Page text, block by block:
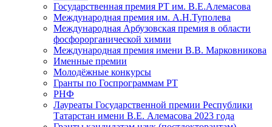
Государственная премия РТ им. В.Е.Алемасова
Международная премия им. А.Н.Туполева
Международная Арбузовская премия в области
фосфорорганической химии
Международная премия имени В.В. Марковникова
Именные премии
Молодёжные конкурсы
Гранты по Госпрограммам РТ
РНФ
Лауреаты Государственной премии Республики
Татарстан имени В.Е. Алемасова 2023 года